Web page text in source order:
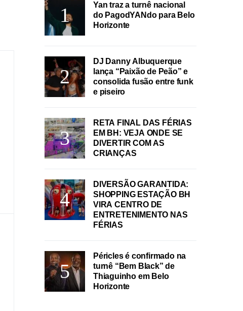
Yan traz a turnê nacional
do PagodYANdo para Belo
Horizonte
DJ Danny Albuquerque
lança “Paixão de Peão” e
consolida fusão entre funk
e piseiro
RETA FINAL DAS FÉRIAS
EM BH: VEJA ONDE SE
DIVERTIR COM AS
CRIANÇAS
DIVERSÃO GARANTIDA:
SHOPPING ESTAÇÃO BH
VIRA CENTRO DE
ENTRETENIMENTO NAS
FÉRIAS
Péricles é confirmado na
turnê “Bem Black” de
Thiaguinho em Belo
Horizonte